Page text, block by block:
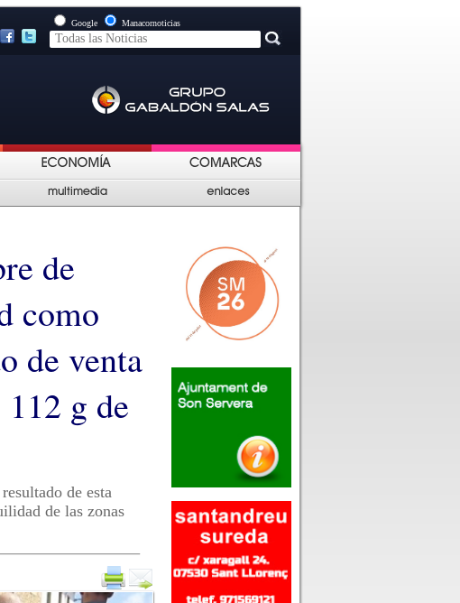
Google Manacornoticias
de
como
de venta
g de
de esta
de las zonas